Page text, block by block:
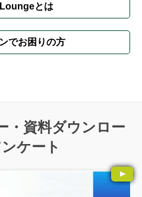
とは
でお困りの方
・資料ダウンロー
ンケート